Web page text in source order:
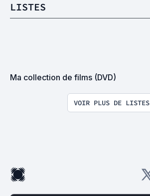
LISTES
Ma collection de films (DVD)
VOIR PLUS DE LISTES